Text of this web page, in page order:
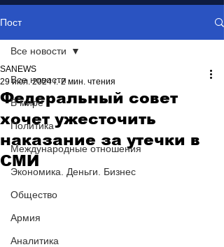
Пост
Все новости
В мире
Политика
Международные отношения
Экономика. Деньги. Бизнес
Общество
Армия
Аналитика
Все новости
Федеральный совет
хочет ужесточить
наказание за утечки в
СМИ
SANEWS
29 июл. 2024 г. 2 мин. чтения